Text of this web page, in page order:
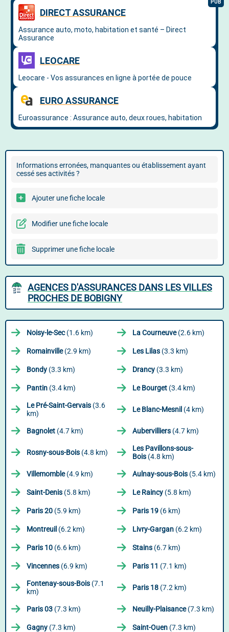
Informations erronées, manquantes ou établissement ayant
cessé ses activités ?
Ajouter une fiche locale
Modifier une fiche locale
Supprimer une fiche locale
AGENCES D'ASSURANCES DANS LES VILLES
PROCHES DE BOBIGNY
Noisy-le-Sec(1.6 km) La Courneuve(2.6 km)
Romainville(2.9 km) Les Lilas (3.3 km)
Bondy (3.3 km) Drancy (3.3 km)
Pantin (3.4 km) Le Bourget (3.4 km)
Le Pré-Saint-Gervais (3.6
km)
Le Blanc-Mesnil (4 km)
Bagnolet (4.7 km) Aubervilliers (4.7 km)
Rosny-sous-Bois (4.8 km)
Les Pavillons-sous-
Bois (4.8 km)
Villemomble(4.9 km) Aulnay-sous-Bois (5.4 km)
Saint-Denis (5.8 km) Le Raincy (5.8 km)
Paris 20 (5.9 km) Paris 19 (6 km)
Montreuil (6.2 km) Livry-Gargan (6.2 km)
Paris 10 (6.6 km) Stains (6.7 km)
Vincennes (6.9 km) Paris 11 (7.1 km)
Fontenay-sous-Bois (7.1
km)
Paris 18 (7.2 km)
Paris 03 (7.3 km) Neuilly-Plaisance(7.3 km)
Gagny (7.3 km) Saint-Ouen (7.3 km)